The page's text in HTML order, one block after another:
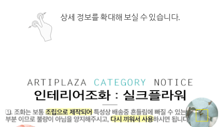
상세 정보를 확대해 보실 수 있습니다.